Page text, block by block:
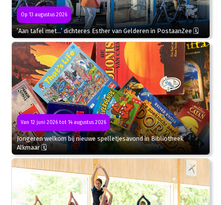
Op 13 augustus 2026
‘Aan tafel met…’ dichteres Esther van Gelderen in PostaanZee 🗓
Van 12 juni 2026 tot 14 augustus 2026
Jongeren welkom bij nieuwe spelletjesavond in Bibliotheek
Alkmaar 🗓